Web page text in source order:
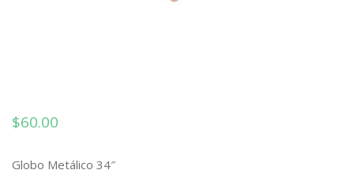
$60.00
Globo Metálico 34″